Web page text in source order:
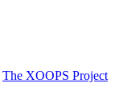
The XOOPS Project